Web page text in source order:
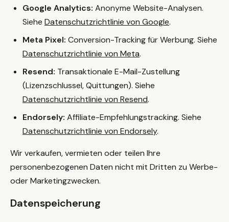
Google Analytics: Anonyme Website-Analysen.
Siehe Datenschutzrichtlinie von Google.
Meta Pixel: Conversion-Tracking für Werbung. Siehe
Datenschutzrichtlinie von Meta.
Resend: Transaktionale E-Mail-Zustellung
(Lizenzschlussel, Quittungen). Siehe
Datenschutzrichtlinie von Resend.
Endorsely: Affiliate-Empfehlungstracking. Siehe
Datenschutzrichtlinie von Endorsely.
Wir verkaufen, vermieten oder teilen Ihre
personenbezogenen Daten nicht mit Dritten zu Werbe-
oder Marketingzwecken.
Datenspeicherung